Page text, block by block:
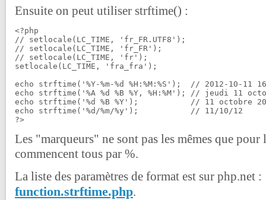
Ensuite on peut utiliser strftime() :
<?php
// setlocale(LC_TIME, 'fr_FR.UTF8');
// setlocale(LC_TIME, 'fr_FR');
// setlocale(LC_TIME, 'fr');
setlocale(LC_TIME, 'fra_fra');
echo strftime('%Y-%m-%d %H:%M:%S');  // 2012-10-11
echo strftime('%A %d %B %Y, %H:%M'); // jeudi 11
echo strftime('%d %B %Y');           // 11 octobre
echo strftime('%d/%m/%y');           // 11/10/12
Les "marqueurs" ne sont pas les mêmes que
commencent tous par %.
La liste des paramètres de format est sur php.net :
function.strftime.php.